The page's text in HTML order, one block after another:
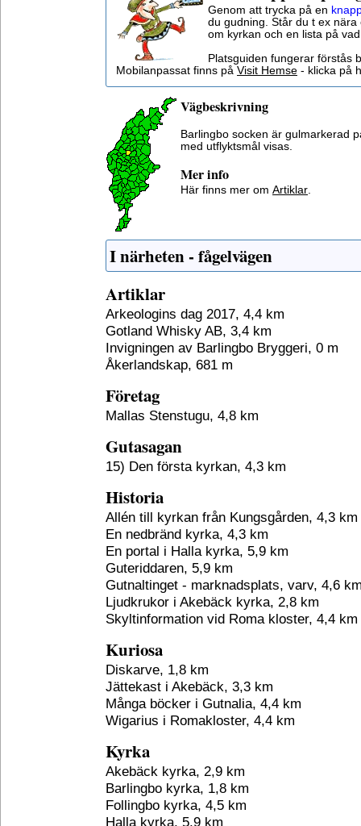
Genom att trycka på en
du gudning. Står du t ex
om kyrkan och en lista på
Platsguiden fungerar förstås
Mobilanpassat finns på Visit Hemse - klicka på
Vägbeskrivning
Barlingbo socken är gulmarkerad
med utflyktsmål visas.
Mer info
Här finns mer om Artiklar.
I närheten - fågelvägen
Artiklar
Arkeologins dag 2017, 4,4 km
Gotland Whisky AB, 3,4 km
Invigningen av Barlingbo Bryggeri, 0 m
Åkerlandskap, 681 m
Företag
Mallas Stenstugu, 4,8 km
Gutasagan
15) Den första kyrkan, 4,3 km
Historia
Allén till kyrkan från Kungsgården, 4,3 km
En nedbränd kyrka, 4,3 km
En portal i Halla kyrka, 5,9 km
Guteriddaren, 5,9 km
Gutnaltinget - marknadsplats, varv, 4,6
Ljudkrukor i Akebäck kyrka, 2,8 km
Skyltinformation vid Roma kloster, 4,4 km
Kuriosa
Diskarve, 1,8 km
Jättekast i Akebäck, 3,3 km
Många böcker i Gutnalia, 4,4 km
Wigarius i Romakloster, 4,4 km
Kyrka
Akebäck kyrka, 2,9 km
Barlingbo kyrka, 1,8 km
Follingbo kyrka, 4,5 km
Halla kyrka, 5,9 km